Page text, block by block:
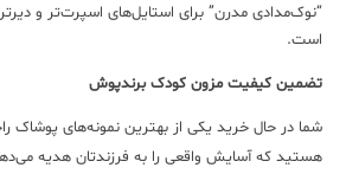
“نوک‌مدادی مدرن” برای استایل‌های اسپرت‌تر و
است.
تضمین کیفیت مزون کودک برندپوش
شما در حال خرید یکی از بهترین نمونه‌های پوشاک
هستید که آسایش واقعی را به فرزندتان هدیه